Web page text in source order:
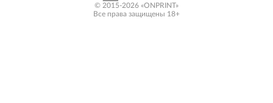
© 2015-2026 «ONPRINT»
Все права защищены 18+‎